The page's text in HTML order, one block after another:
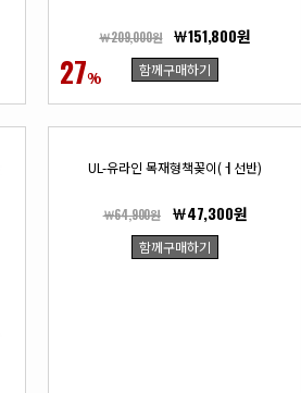
27%
￦209,000원 ￦151,800원
함께구매하기
UL-유라인 목재형책꽂이(ㅓ선반)
￦64,900원 ￦47,300원
함께구매하기